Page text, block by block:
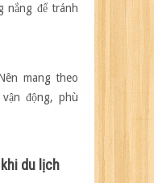
nắng để tránh
mang theo
động, phù
du lịch